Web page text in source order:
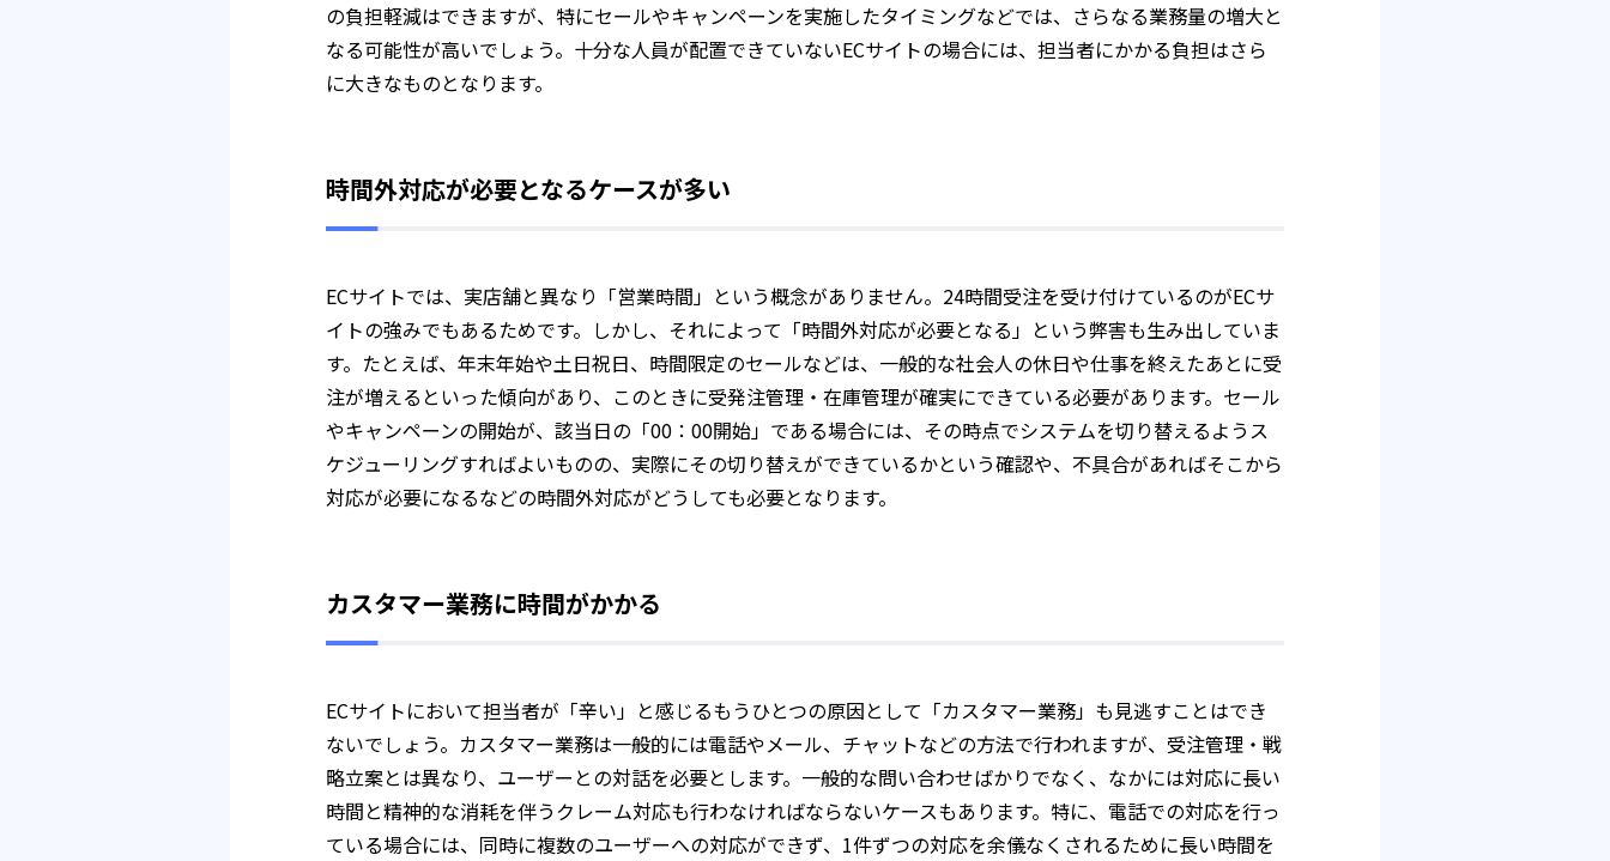
の負担軽減はできますが、特にセールやキャンペーンを実施したタイミングなどでは、さらなる業務量の増大と
なる可能性が高いでしょう。十分な人員が配置できていないECサイトの場合には、担当者にかかる負担はさら
に大きなものとなります。
時間外対応が必要となるケースが多い
ECサイトでは、実店舗と異なり「営業時間」という概念がありません。24時間受注を受け付けているのがECサ
イトの強みでもあるためです。しかし、それによって「時間外対応が必要となる」という弊害も生み出していま
す。たとえば、年末年始や土日祝日、時間限定のセールなどは、一般的な社会人の休日や仕事を終えたあとに受
注が増えるといった傾向があり、このときに受発注管理・在庫管理が確実にできている必要があります。セール
やキャンペーンの開始が、該当日の「00：00開始」である場合には、その時点でシステムを切り替えるようス
ケジューリングすればよいものの、実際にその切り替えができているかという確認や、不具合があればそこから
対応が必要になるなどの時間外対応がどうしても必要となります。
カスタマー業務に時間がかかる
ECサイトにおいて担当者が「辛い」と感じるもうひとつの原因として「カスタマー業務」も見逃すことはでき
ないでしょう。カスタマー業務は一般的には電話やメール、チャットなどの方法で行われますが、受注管理・戦
略立案とは異なり、ユーザーとの対話を必要とします。一般的な問い合わせばかりでなく、なかには対応に長い
時間と精神的な消耗を伴うクレーム対応も行わなければならないケースもあります。特に、電話での対応を行っ
ている場合には、同時に複数のユーザーへの対応ができず、1件ずつの対応を余儀なくされるために長い時間を